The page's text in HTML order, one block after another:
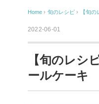
Home › 旬のレシピ › 【旬
2022-06-01
【旬のレシ
ールケーキ